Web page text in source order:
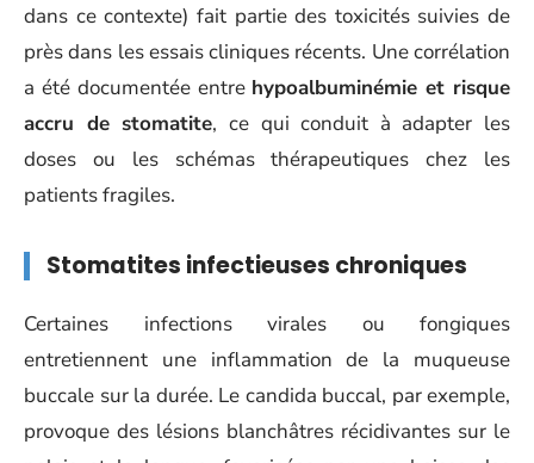
dans ce contexte) fait partie des toxicités suivies de
près dans les essais cliniques récents. Une corrélation
a été documentée entre hypoalbuminémie et risque
accru de stomatite, ce qui conduit à adapter les
doses ou les schémas thérapeutiques chez les
patients fragiles.
Stomatites infectieuses chroniques
Certaines infections virales ou fongiques
entretiennent une inflammation de la muqueuse
buccale sur la durée. Le candida buccal, par exemple,
provoque des lésions blanchâtres récidivantes sur le